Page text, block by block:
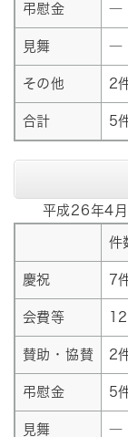
弔慰金 ―
見舞 ―
その他 2
合計 5
平成26年4
件
慶祝 7
会費等
賛助・協賛 2
弔慰金 5
見舞 ―